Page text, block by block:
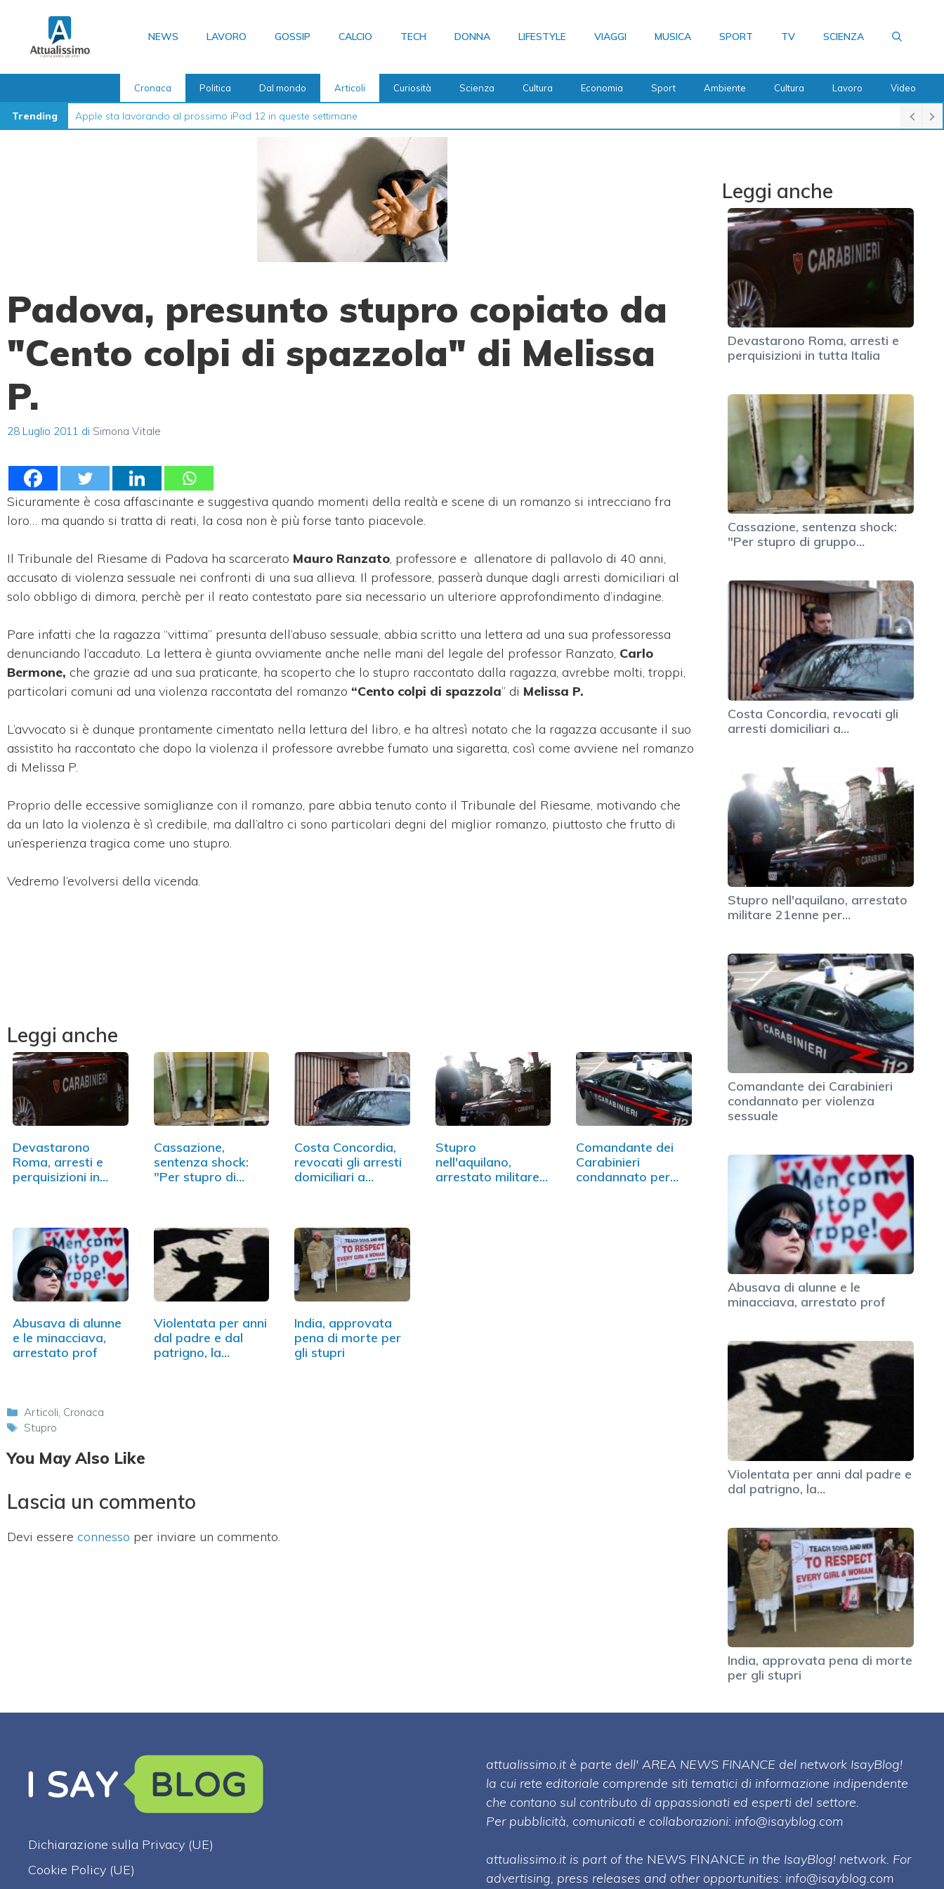
contenuto
NEWS LAVORO GOSSIP CALCIO TECH DONNA LIFESTYLE VIAGGI MUSICA SPORT TV SCIENZA
Cronaca Politica Dal mondo Articoli Curiosità Scienza Cultura Economia Sport Ambiente Cultura Lavoro Video
Trending Apple sta lavorando al prossimo iPad 12 in queste settimane
Padova, presunto stupro copiato da
"Cento colpi di spazzola" di Melissa
P.
28 Luglio 2011 di Simona Vitale
Sicuramente è cosa affascinante e suggestiva quando momenti della realtà e scene di un romanzo si intrecciano fra
loro… ma quando si tratta di reati, la cosa non è più forse tanto piacevole.
Il Tribunale del Riesame di Padova ha scarcerato Mauro Ranzato , professore e allenatore di pallavolo di 40 anni,
accusato di violenza sessuale nei confronti di una sua allieva. Il professore, passerà dunque dagli arresti domiciliari al
solo obbligo di dimora, perchè per il reato contestato pare sia necessario un ulteriore approfondimento d’indagine.
Pare infatti che la ragazza “vittima” presunta dell’abuso sessuale, abbia scritto una lettera ad una sua professoressa
denunciando l’accaduto. La lettera è giunta ovviamente anche nelle mani del legale del professor Ranzato, Carlo
Bermone, che grazie ad una sua praticante, ha scoperto che lo stupro raccontato dalla ragazza, avrebbe molti, troppi,
particolari comuni ad una violenza raccontata del romanzo “Cento colpi di spazzola” di Melissa P.
L’avvocato si è dunque prontamente cimentato nella lettura del libro, e ha altresì notato che la ragazza accusante il suo
assistito ha raccontato che dopo la violenza il professore avrebbe fumato una sigaretta, così come avviene nel romanzo
di Melissa P.
Proprio delle eccessive somiglianze con il romanzo, pare abbia tenuto conto il Tribunale del Riesame, motivando che
da un lato la violenza è sì credibile, ma dall’altro ci sono particolari degni del miglior romanzo, piuttosto che frutto di
un’esperienza tragica come uno stupro.
Vedremo l’evolversi della vicenda.
Leggi anche
Devastarono
Roma, arresti e
perquisizioni in
Cassazione,
sentenza shock:
"Per stupro di
Costa Concordia,
revocati gli arresti
domiciliari a…
Stupro
nell'aquilano,
arrestato militare
Comandante dei
Carabinieri
condannato per
Abusava di alunne
e le minacciava,
arrestato prof
Violentata per anni
dal padre e dal
patrigno, la…
India, approvata
pena di morte per
gli stupri
Categorie
Articoli, Cronaca
Tag
Stupro
You May Also Like
Lascia un commento
Devi essere connesso per inviare un commento.
Leggi anche
Devastarono Roma, arresti e
perquisizioni in tutta Italia
Cassazione, sentenza shock:
"Per stupro di gruppo…
Costa Concordia, revocati gli
arresti domiciliari a…
Stupro nell'aquilano, arrestato
militare 21enne per…
Comandante dei Carabinieri
condannato per violenza
sessuale
Abusava di alunne e le
minacciava, arrestato prof
Violentata per anni dal padre e
dal patrigno, la…
India, approvata pena di morte
per gli stupri
Dichiarazione sulla Privacy (UE)
Cookie Policy (UE)
attualissimo.it è parte dell' AREA NEWS FINANCE del network IsayBlog!
la cui rete editoriale comprende siti tematici di informazione indipendente
che contano sul contributo di appassionati ed esperti del settore.
Per pubblicità, comunicati e collaborazioni: info@isayblog.com
attualissimo.it is part of the NEWS FINANCE in the IsayBlog! network. For
advertising, press releases and other opportunities: info@isayblog.com